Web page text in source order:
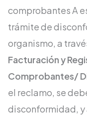
comprobantes A
trámite de
organismo, a
Facturación y
Comprobantes/
el reclamo, se
disconformidad,